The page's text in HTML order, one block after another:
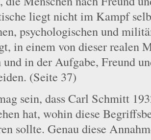
liegt nicht im Kampf
psychologischen und
in einem von dieser realen
in der Aufgabe, Freund
(Seite 37)
sein, dass Carl Schmitt
hat, wohin diese
sollte. Genau diese